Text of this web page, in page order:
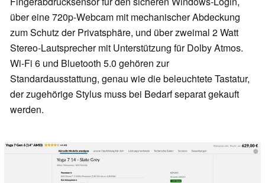
über eine 720p-Webcam mit mechanischer Abdeckung
zum Schutz der Privatsphäre, und über zweimal 2 Watt
Stereo-Lautsprecher mit Unterstützung für Dolby Atmos.
Wi-Fi 6 und Bluetooth 5.0 gehören zur
Standardausstattung, genau wie die beleuchtete Tastatur,
der zugehörige Stylus muss bei Bedarf separat gekauft
werden.